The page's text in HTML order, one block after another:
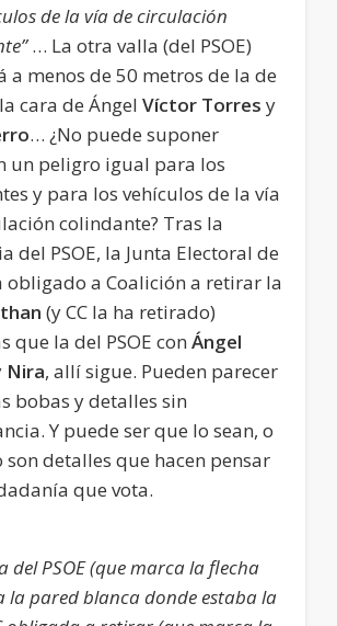
de la vía de circulación
… La otra valla (del PSOE)
a menos de 50 metros de la de
cara de Ángel Víctor Torres y
… ¿No puede suponer
un peligro igual para los
y para los vehículos de la vía
colindante? Tras la
del PSOE, la Junta Electoral de
obligado a Coalición a retirar la
(y CC la ha retirado)
que la del PSOE con Ángel
Nira, allí sigue. Pueden parecer
bobas y detalles sin
Y puede ser que lo sean, o
son detalles que hacen pensar
que vota.
del PSOE (que marca la flecha
la pared blanca donde estaba la